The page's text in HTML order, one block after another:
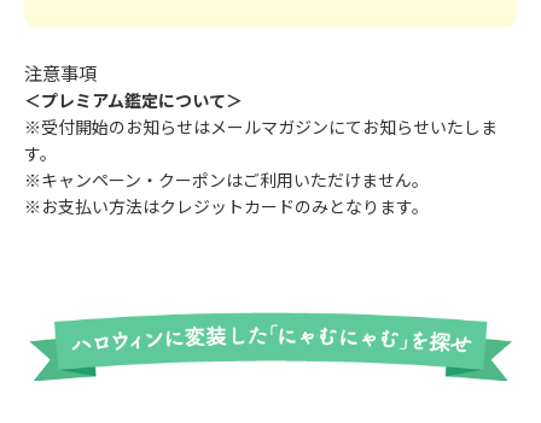
注意事項
＜プレミアム鑑定について＞
※受付開始のお知らせはメールマガジンにてお知らせいたしま
す。
※キャンペーン・クーポンはご利用いただけません。
※お支払い方法はクレジットカードのみとなります。